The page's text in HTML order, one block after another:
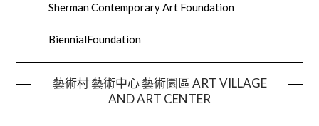
Sherman Contemporary Art Foundation
BiennialFoundation
藝術村 藝術中心 藝術園區 ART VILLAGE
AND ART CENTER